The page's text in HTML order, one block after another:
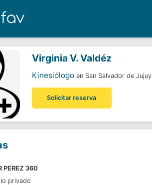
Valdéz
Virginia V. Valdéz
Kinesiólogo en San Salvador de Jujuy
Solicitar reserva
PEREZ 360
privado